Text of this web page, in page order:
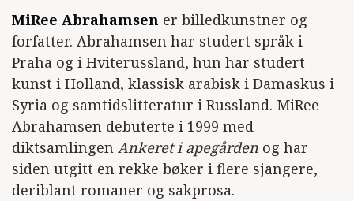
MiRee Abrahamsen er billedkunstner og
forfatter. Abrahamsen har studert språk i
Praha og i Hviterussland, hun har studert
kunst i Holland, klassisk arabisk i Damaskus i
Syria og samtidslitteratur i Russland. MiRee
Abrahamsen debuterte i 1999 med
diktsamlingen Ankeret i apegården og har
siden utgitt en rekke bøker i flere sjangere,
deriblant romaner og sakprosa.